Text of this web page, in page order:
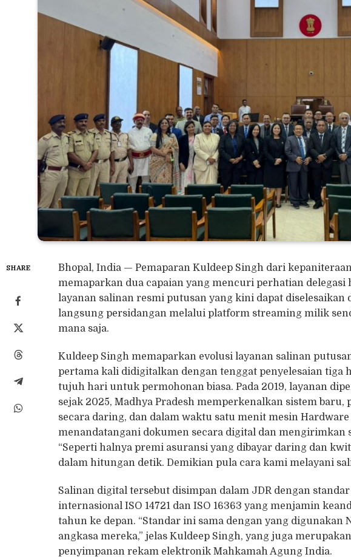
SHARE
Bhopal, India — Pemaparan Kuldeep Singh dari
memaparkan dua capaian yang mencuri perhatian
layanan salinan resmi putusan yang kini dapat diselesaikan
langsung persidangan melalui platform streaming milik
mana saja.
Kuldeep Singh memaparkan evolusi layanan salinan
pertama kali didigitalkan dengan tenggat penyelesaian tiga
tujuh hari untuk permohonan biasa. Pada 2019, layanan
sejak 2025, Madhya Pradesh memperkenalkan sistem
secara daring, dan dalam waktu satu menit mesin
menandatangani dokumen secara digital dan mengirimkan
“Seperti halnya premi asuransi yang dibayar daring dan
dalam hitungan detik. Demikian pula cara kami melayani
Salinan digital tersebut disimpan dalam JDR dengan
internasional ISO 14721 dan ISO 16363 yang menjamin
tahun ke depan. “Standar ini sama dengan yang
angkasa mereka,” jelas Kuldeep Singh, yang juga
penyimpanan rekam elektronik Mahkamah Agung India.